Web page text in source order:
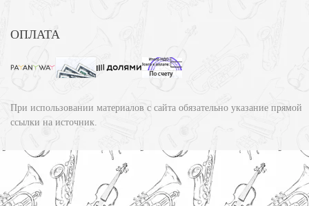
ОПЛАТА
При использовании материалов с сайта обязательно указание прямой
ссылки на источник.